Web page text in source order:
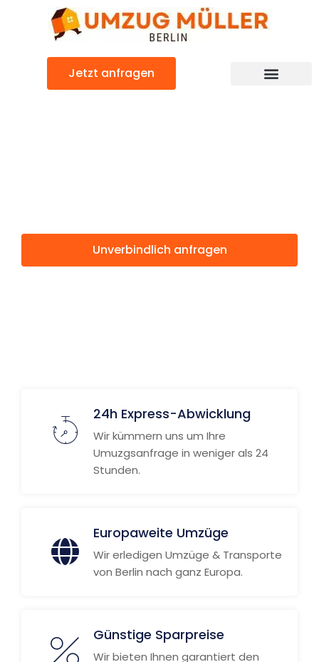
Jetzt anfragen
Unverbindlich anfragen
24h Express-Abwicklung
Wir kümmern uns um Ihre
Umuzgsanfrage in weniger als 24
Stunden.
Europaweite Umzüge
Wir erledigen Umzüge & Transporte
von Berlin nach ganz Europa.
Günstige Sparpreise
Wir bieten Ihnen garantiert den